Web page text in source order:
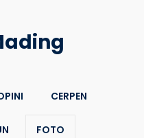
CERPEN
FOTO